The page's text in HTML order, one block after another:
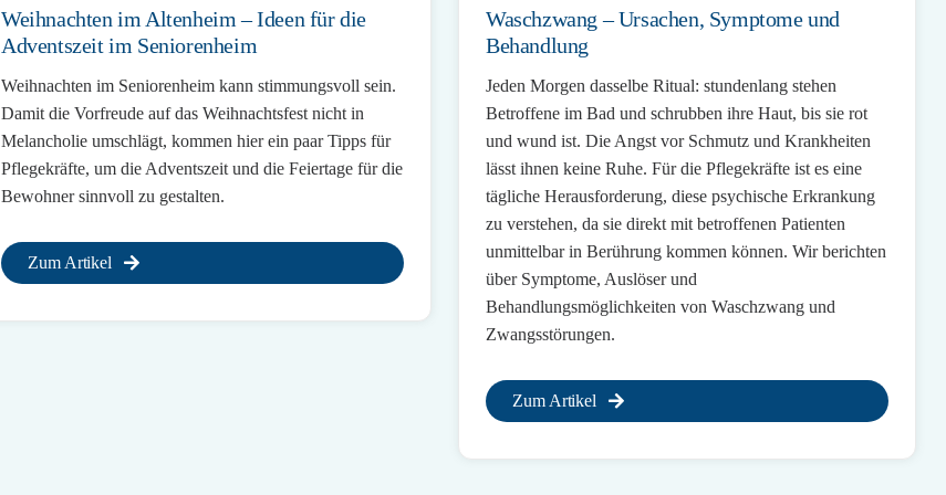
Weihnachten im Altenheim – Ideen für die
Adventszeit im Seniorenheim
Weihnachten im Seniorenheim kann stimmungsvoll sein.
Damit die Vorfreude auf das Weihnachtsfest nicht in
Melancholie umschlägt, kommen hier ein paar Tipps für
Pflegekräfte, um die Adventszeit und die Feiertage für die
Bewohner sinnvoll zu gestalten.
Zum Artikel
Waschzwang – Ursachen, Symptome und
Behandlung
Jeden Morgen dasselbe Ritual: stundenlang stehen
Betroffene im Bad und schrubben ihre Haut, bis sie rot
und wund ist. Die Angst vor Schmutz und Krankheiten
lässt ihnen keine Ruhe. Für die Pflegekräfte ist es eine
tägliche Herausforderung, diese psychische Erkrankung
zu verstehen, da sie direkt mit betroffenen Patienten
unmittelbar in Berührung kommen können. Wir berichten
über Symptome, Auslöser und
Behandlungsmöglichkeiten von Waschzwang und
Zwangsstörungen.
Zum Artikel